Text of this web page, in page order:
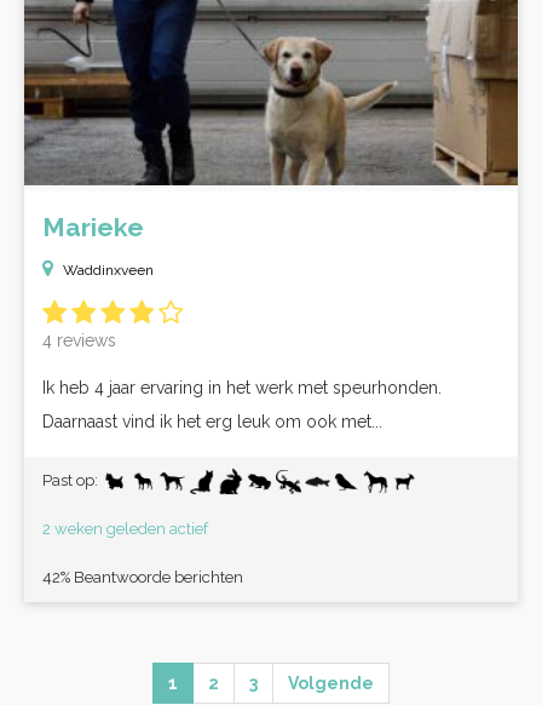
Marieke
Waddinxveen
4 reviews
Ik heb 4 jaar ervaring in het werk met speurhonden.
Daarnaast vind ik het erg leuk om ook met...
Past op:
2 weken geleden actief
42% Beantwoorde berichten
1 2 3 Volgende